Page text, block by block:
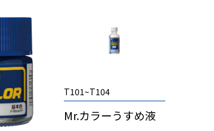
T101~T104
Mr.カラーうすめ液